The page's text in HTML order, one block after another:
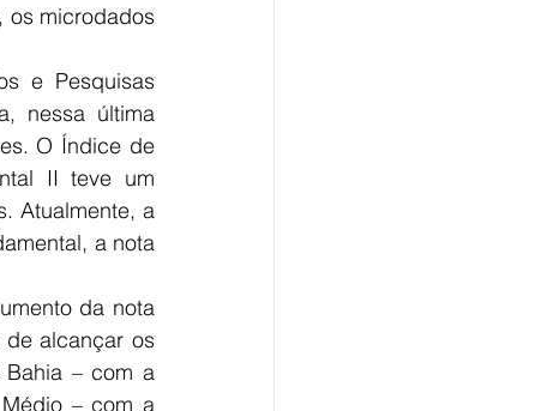
os microdados
e Pesquisas
nessa última
O Índice de
II teve um
Atualmente, a
a nota
da nota
de alcançar os
Bahia – com a
– com a